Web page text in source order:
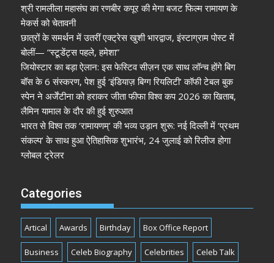
श्री रामलीला महासंघ का रणबीर कपूर की मेगा बजट फिल्म रामायण के
मेकर्स को चेतावनी
छात्रों के समर्थन में उतरीं एक्ट्रेस खुशी भारद्वाज, इंस्टाग्राम पोस्ट में
बोलीं— “स्टूडेंट्स पहले, हमेशा”
जियोस्टार का बड़ा ऐलान: इस फेस्टिव सीज़न एक साथ लॉन्च होंगे बिग
बॉस के 6 संस्करण, पेश हुई ‘इंडियाज़ बिग्ग रियलिटी’ कॉफी टेबल बुक
स्पेन ने अर्जेंटीना को हराकर जीता फीफा विश्व कप 2026 का खिताब,
लैमिन यामाल के दौर की हुई शुरुआत
भारत से विश्व तक ‘रामायणम्’ की भव्य उड़ान शुरू: नई दिल्ली में ‘प्रथम
संकल्प’ के साथ हुआ ऐतिहासिक शुभारंभ, 24 जुलाई को रिलीज होगा
ग्लोबल ट्रेलर
Categories
Artical Awards Birthday Box Office Report
Business Celeb Biography Celebrities Celeb Talk